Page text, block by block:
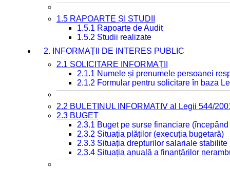
1.5 RAPOARTE ȘI STUDII
1.5.1 Rapoarte de Audit
1.5.2 Studii realizate
2. INFORMAȚII DE INTERES PUBLIC
2.1 SOLICITARE INFORMAȚII
2.1.1 Numele și prenumele persoanei
2.1.2 Formular pentru solicitare în baza
2.2 BULETINUL INFORMATIV al Legii 544/
2.3 BUGET
2.3.1 Buget pe surse financiare
2.3.2 Situația plăților (execuția bugetară)
2.3.3 Situația drepturilor salariale
2.3.4 Situația anuală a finanțărilor